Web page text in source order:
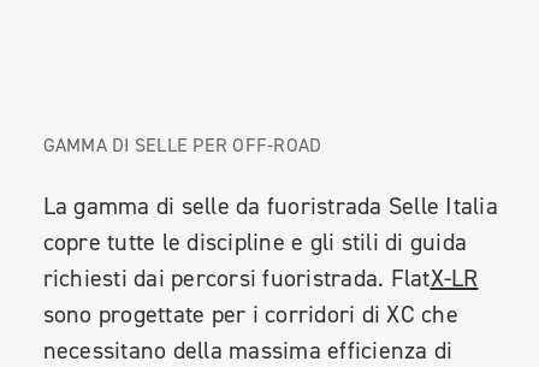
GAMMA DI SELLE PER OFF-ROAD
La gamma di selle da fuoristrada Selle Italia
copre tutte le discipline e gli stili di guida
richiesti dai percorsi fuoristrada. FlatX-LR
sono progettate per i corridori di XC che
necessitano della massima efficienza di